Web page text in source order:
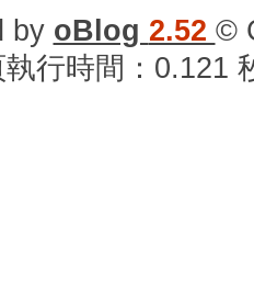
by oBlog 2.52 ©
行時間：0.121